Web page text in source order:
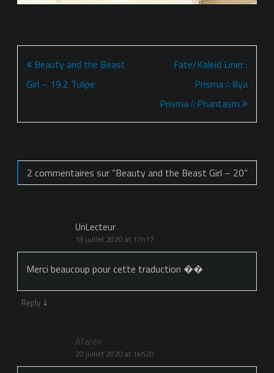
Navigation
de
Beauty and the Beast
Girl – 19.2 Tulipe
Fate/Kaleid Liner :
Prisma☆Illya
Prisma☆Phantasm
2 commentaires sur “Beauty and the Beast Girl – 20”
UnLecteur
18 juillet 2020 at 17h17
Merci beaucoup pour cette traduction ��
Reply ↓
Afaren
20 juillet 2020 at 14h20